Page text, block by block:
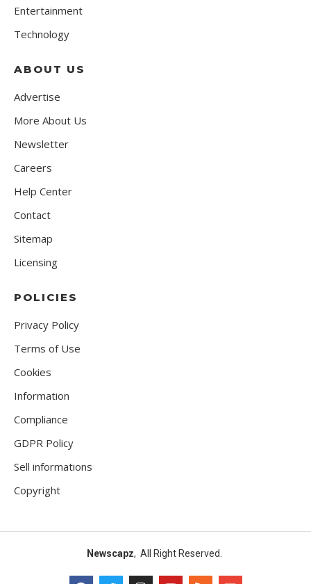
Entertainment
Technology
ABOUT US
Advertise
More About Us
Newsletter
Careers
Help Center
Contact
Sitemap
Licensing
POLICIES
Privacy Policy
Terms of Use
Cookies
Information
Compliance
GDPR Policy
Sell informations
Copyright
Newscapz, All Right Reserved.